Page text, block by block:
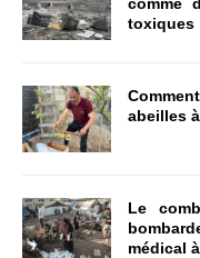
toxiques
abeilles
Le
médical